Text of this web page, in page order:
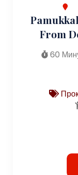
From
60